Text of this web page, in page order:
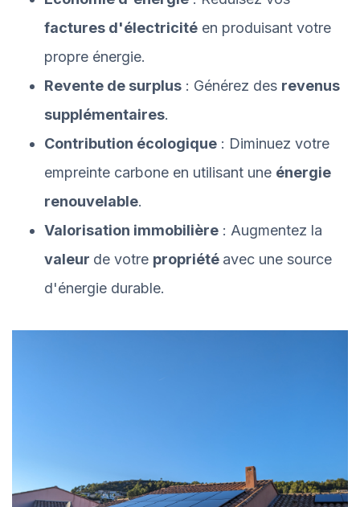
factures d'électricité en produisant votre
propre énergie.
Revente de surplus : Générez des revenus
supplémentaires.
Contribution écologique : Diminuez votre
empreinte carbone en utilisant une énergie
renouvelable.
Valorisation immobilière : Augmentez la
valeur de votre propriété avec une source
d'énergie durable.